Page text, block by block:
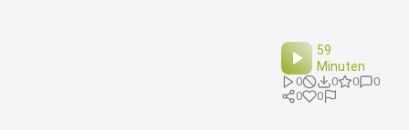
59
Minuten
0 0 0
0
0
0